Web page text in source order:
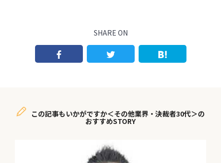
SHARE ON
この記事もいかがですか＜その他業界・決裁者30代＞の
おすすめSTORY